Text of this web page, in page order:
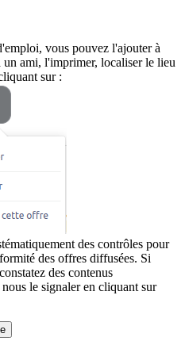
vous pouvez l'ajouter à
ami, l'imprimer, localiser le lieu
sur :
des contrôles pour
des offres diffusées. Si
des contenus
le signaler en cliquant sur